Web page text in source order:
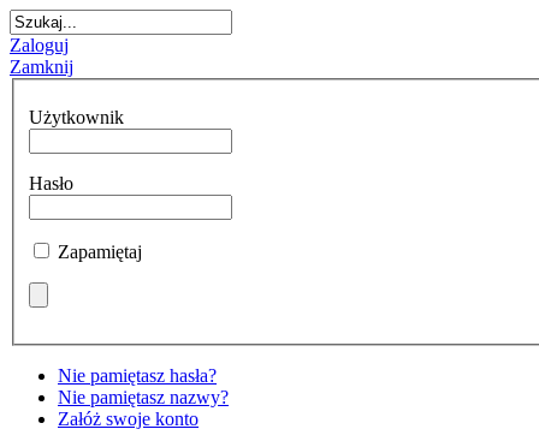
Zaloguj
Zamknij
Użytkownik
Hasło
Zapamiętaj
Nie pamiętasz hasła?
Nie pamiętasz nazwy?
Załóż swoje konto